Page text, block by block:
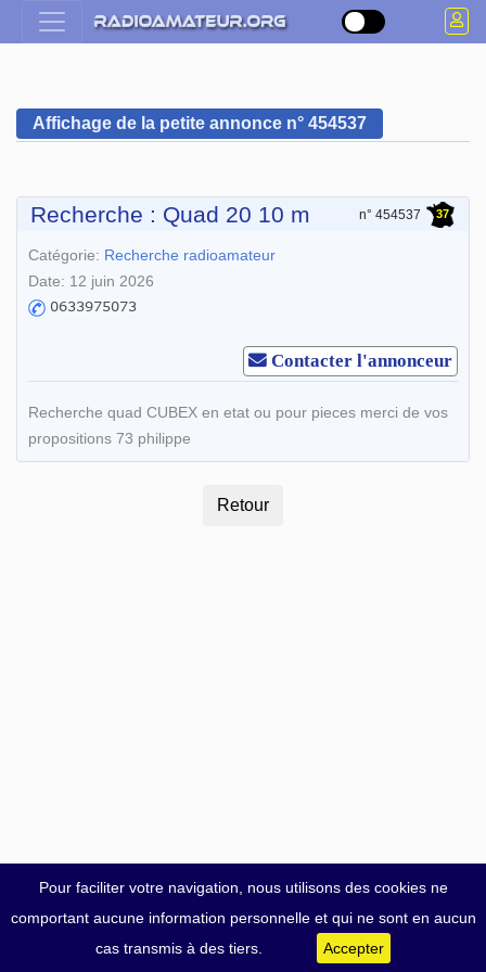
Pour faciliter votre navigation, nous utilisons des cookies ne
comportant aucune information personnelle et qui ne sont en aucun
cas transmis à des tiers.
Accepter
Affichage de la petite annonce n° 454537
Recherche : Quad 20 10 m n° 454537 37
Catégorie: Recherche radioamateur
Date: 12 juin 2026
Contacter l'annonceur
Recherche quad CUBEX en etat ou pour pieces merci de vos
propositions 73 philippe